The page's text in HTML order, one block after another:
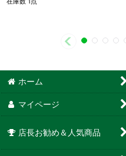
ホーム
マイページ
店長お勧め＆人気商品